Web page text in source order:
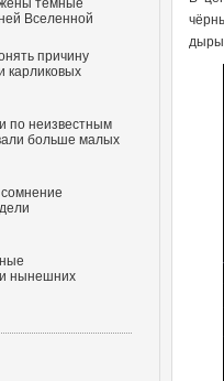
дыры
тёмные
Вселенной
причину
карликовых
по неизвестным
больше малых
нынешних